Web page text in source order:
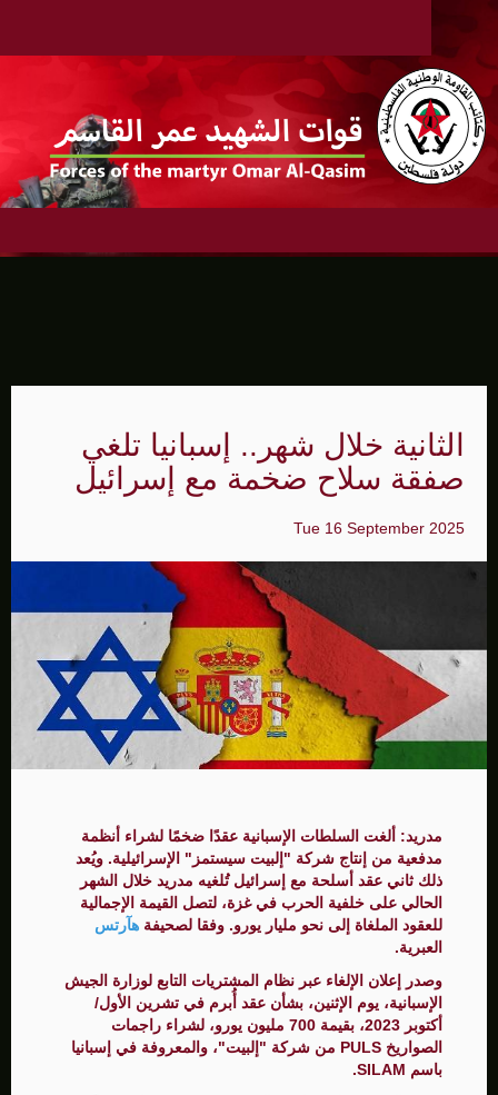
الثانية خلال شهر.. إسبانيا تلغي
صفقة سلاح ضخمة مع إسرائيل
Tue 16 September 2025
مدريد: ألغت السلطات الإسبانية عقدًا ضخمًا لشراء أنظمة
مدفعية من إنتاج شركة "إلبيت سيستمز" الإسرائيلية. ويُعد
ذلك ثاني عقد أسلحة مع إسرائيل تُلغيه مدريد خلال الشهر
الحالي على خلفية الحرب في غزة، لتصل القيمة الإجمالية
للعقود الملغاة إلى نحو مليار يورو. وفقا لصحيفة هآرتس
العبرية.
وصدر إعلان الإلغاء عبر نظام المشتريات التابع لوزارة الجيش
الإسبانية، يوم الإثنين، بشأن عقد أُبرم في تشرين الأول/
أكتوبر 2023، بقيمة 700 مليون يورو، لشراء راجمات
الصواريخ PULS من شركة "إلبيت"، والمعروفة في إسبانيا
باسم SILAM.